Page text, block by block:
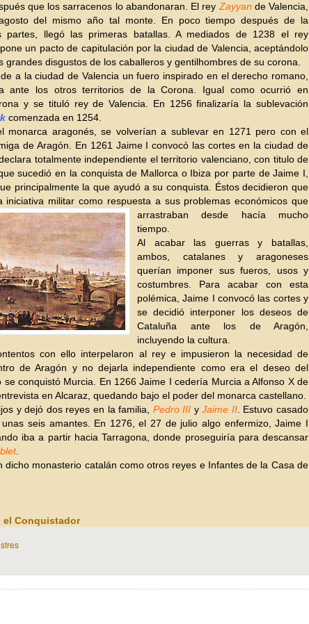
que los sarracenos lo abandonaran. El rey Zayyan de Valencia,
del mismo año tal monte. En poco tiempo después de la
partes, llegó las primeras batallas. A mediados de 1238 el rey
un pacto de capitulación por la ciudad de Valencia, aceptándolo
grandes disgustos de los caballeros y gentilhombres de su corona.
a la ciudad de Valencia un fuero inspirado en el derecho romano,
ante los otros territorios de la Corona. Igual como ocurrió en
y se tituló rey de Valencia. En 1256 finalizaría la sublevación
comenzada en 1254.
monarca aragonés, se volverían a sublevar en 1271 pero con el
de Aragón. En 1261 Jaime I convocó las cortes en la ciudad de
totalmente independiente el territorio valenciano, con titulo de
sucedió en la conquista de Mallorca o Ibiza por parte de Jaime I,
principalmente la que ayudó a su conquista. Éstos decidieron que
iniciativa militar como respuesta a sus problemas económicos que
arrastraban desde hacía mucho
tiempo.
Al acabar las guerras y batallas,
ambos, catalanes y aragoneses
querían imponer sus fueros, usos y
costumbres. Para acabar con esta
polémica, Jaime I convocó las cortes y
se decidió interponer los deseos de
Cataluña ante los de Aragón,
incluyendo la cultura.
con ello interpelaron al rey e impusieron la necesidad de
de Aragón y no dejarla independiente como era el deseo del
se conquistó Murcia. En 1266 Jaime I cedería Murcia a Alfonso X de
en Alcaraz, quedando bajo el poder del monarca castellano.
y dejó dos reyes en la familia, Pedro III yJaime II. Estuvo casado
seis amantes. En 1276, el 27 de julio algo enfermizo, Jaime I
iba a partir hacia Tarragona, donde proseguiría para descansar
.
dicho monasterio catalán como otros reyes e Infantes de la Casa de
el Conquistador